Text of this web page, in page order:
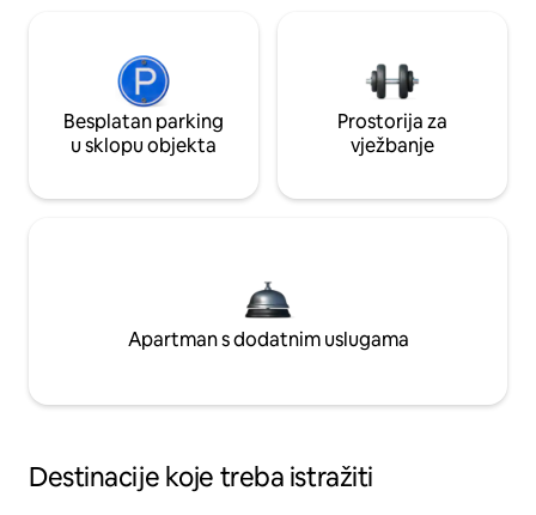
Besplatan parking
u sklopu objekta
Prostorija za
vježbanje
Apartman s dodatnim uslugama
Destinacije koje treba istražiti